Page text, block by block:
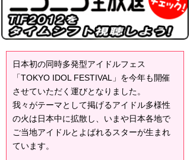
日本初の同時多発型アイドルフェス
「TOKYO IDOL FESTIVAL」を今年も開催
させていただく運びとなりました。
我々がテーマとして掲げるアイドル多様性
の火は日本中に拡散し、いまや日本各地で
ご当地アイドルとよばれるスターが生まれ
ています。